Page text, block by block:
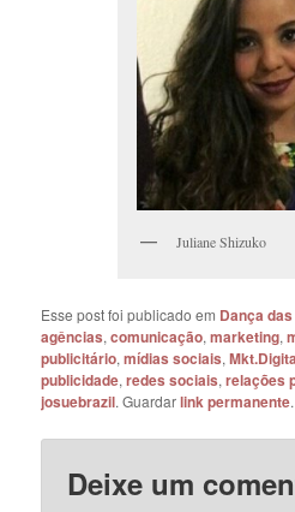
Juliane Shizuko
Esse post foi publicado em Dança
agências,comunicação,marketing,
publicitário,mídias sociais,
publicidade,redes sociais,relações
josuebrazil. Guardarlink permanente.
Deixe um